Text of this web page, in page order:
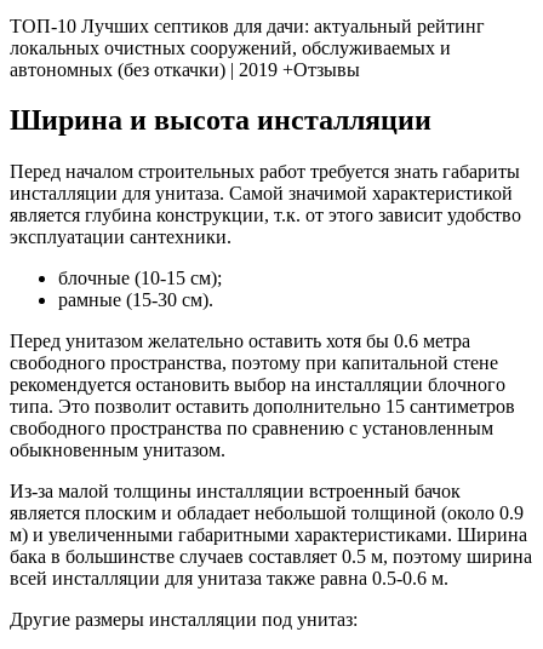
ТОП-10 Лучших септиков для дачи: актуальный рейтинг
локальных очистных сооружений, обслуживаемых и
автономных (без откачки) | 2019 +Отзывы
Ширина и высота инсталляции
Перед началом строительных работ требуется знать габариты
инсталляции для унитаза. Самой значимой характеристикой
является глубина конструкции, т.к. от этого зависит удобство
эксплуатации сантехники.
блочные (10-15 см);
рамные (15-30 см).
Перед унитазом желательно оставить хотя бы 0.6 метра
свободного пространства, поэтому при капитальной стене
рекомендуется остановить выбор на инсталляции блочного
типа. Это позволит оставить дополнительно 15 сантиметров
свободного пространства по сравнению с установленным
обыкновенным унитазом.
Из-за малой толщины инсталляции встроенный бачок
является плоским и обладает небольшой толщиной (около 0.9
м) и увеличенными габаритными характеристиками. Ширина
бака в большинстве случаев составляет 0.5 м, поэтому ширина
всей инсталляции для унитаза также равна 0.5-0.6 м.
Другие размеры инсталляции под унитаз: